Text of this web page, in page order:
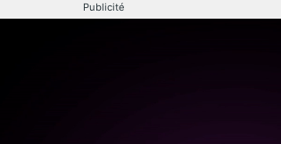
Publicité